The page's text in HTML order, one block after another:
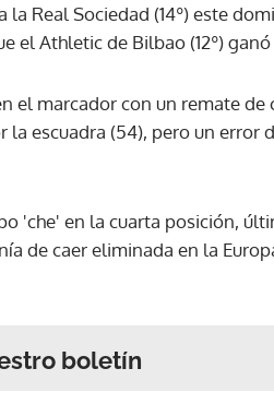
la Real Sociedad (14º) este
el Athletic de Bilbao (12º) ganó
el marcador con un remate
escuadra (54), pero un error
'che' en la cuarta posición,
de caer eliminada en la
boletín